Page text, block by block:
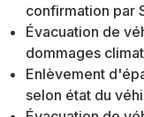
confirmation par
Évacuation de
dommages
Enlèvement
selon état du